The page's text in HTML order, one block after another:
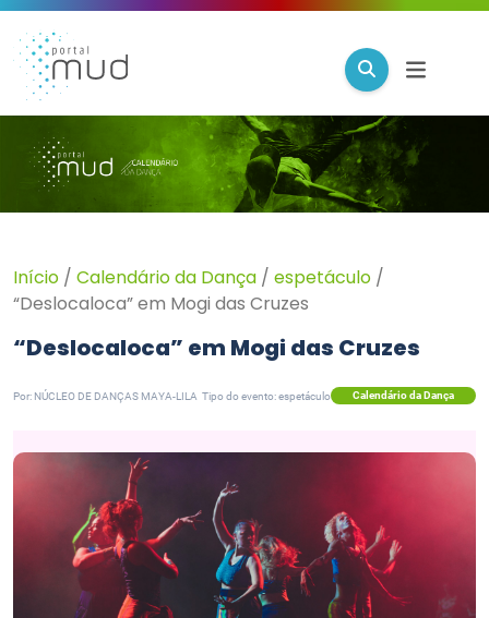
Início / Calendário da Dança / espetáculo /
“Deslocaloca” em Mogi das Cruzes
“Deslocaloca” em Mogi das Cruzes
Por: NÚCLEO DE DANÇAS MAYA-LILA Tipo do evento: espetáculo Calendário da Dança